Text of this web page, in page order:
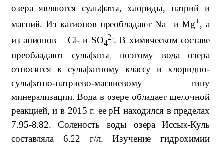
озера являются сульфаты, хлориды, натрий и
магний. Из катионов преобладают Na+ и Mg+, а
из анионов – Cl- и SO4
2-. В химическом составе
преобладают сульфаты, поэтому вода озера
относится к сульфатному классу и хлоридно-
сульфатно-натриево-магниевому типу
минерализации. Вода в озере обладает щелочной
реакцией, и в 2015 г. ее рН находился в пределах
7.95-8.82. Соленость воды озера Иссык-Куль
составляла 6.22 г/л. Изучение гидрохимии